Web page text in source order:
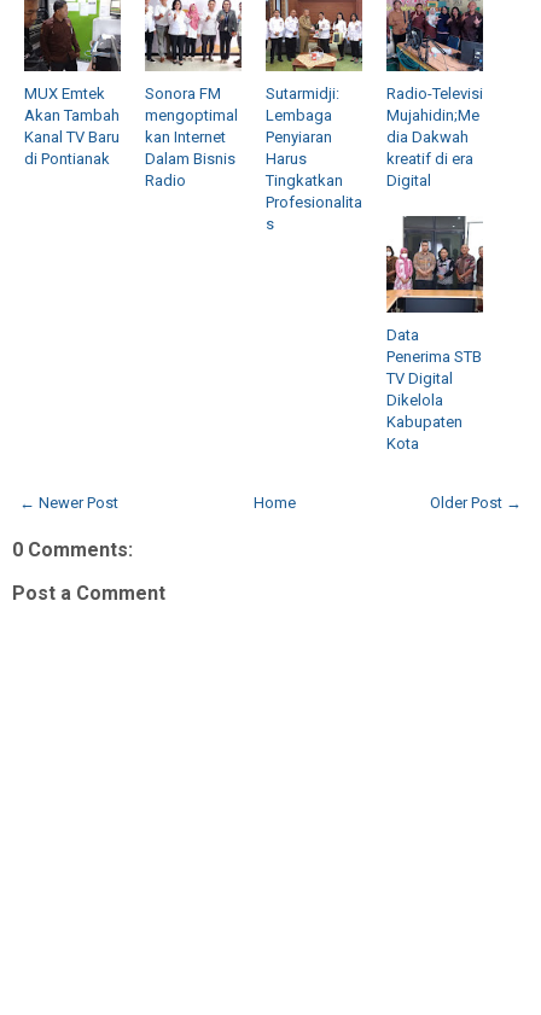
MUX Emtek
Akan Tambah
Kanal TV Baru
di Pontianak
Sonora FM
mengoptimal
kan Internet
Dalam Bisnis
Radio
Sutarmidji:
Lembaga
Penyiaran
Harus
Tingkatkan
Profesionalita
s
Radio-Televisi
Mujahidin;Me
dia Dakwah
kreatif di era
Digital
Data
Penerima STB
TV Digital
Dikelola
Kabupaten
Kota
← Newer Post Older Post →
Home
0 Comments:
Post a Comment